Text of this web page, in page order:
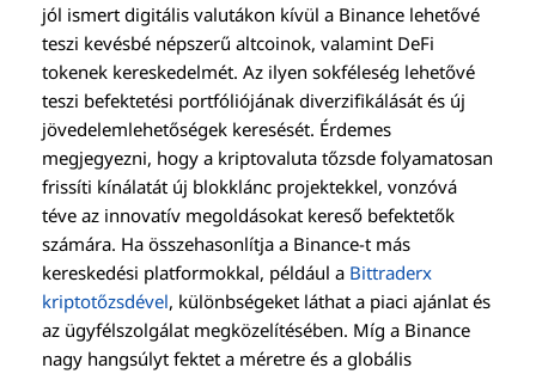
jól ismert digitális valutákon kívül a Binance lehetővé
teszi kevésbé népszerű altcoinok, valamint DeFi
tokenek kereskedelmét. Az ilyen sokféleség lehetővé
teszi befektetési portfóliójának diverzifikálását és új
jövedelemlehetőségek keresését. Érdemes
megjegyezni, hogy a kriptovaluta tőzsde folyamatosan
frissíti kínálatát új blokklánc projektekkel, vonzóvá
téve az innovatív megoldásokat kereső befektetők
számára. Ha összehasonlítja a Binance-t más
kereskedési platformokkal, például a Bittraderx
kriptotőzsdével, különbségeket láthat a piaci ajánlat és
az ügyfélszolgálat megközelítésében. Míg a Binance
nagy hangsúlyt fektet a méretre és a globális